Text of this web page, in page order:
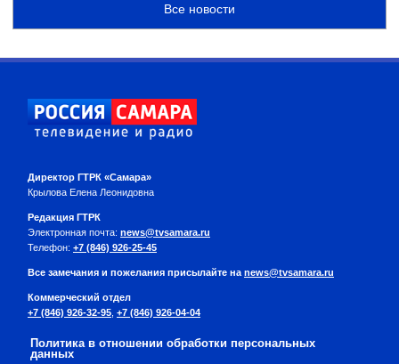
Все новости
Директор ГТРК «Самара»
Крылова Елена Леонидовна
Редакция ГТРК
Электронная почта: news@tvsamara.ru
Телефон: +7 (846) 926-25-45
Все замечания и пожелания присылайте на news@tvsamara.ru
Коммерческий отдел
+7 (846) 926-32-95, +7 (846) 926-04-04
Политика в отношении обработки персональных
данных